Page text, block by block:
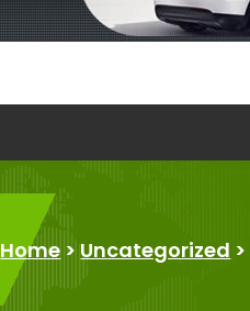
Home >Uncategorized >